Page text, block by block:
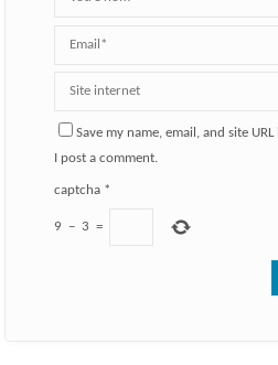
Save my name, email, and site
I post a comment.
captcha*
9 − 3 =